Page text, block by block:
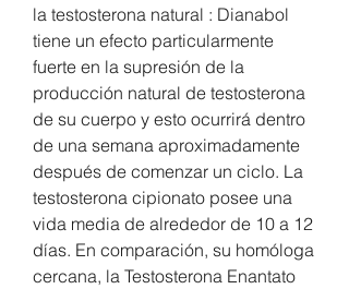
la testosterona natural : Dianabol
tiene un efecto particularmente
fuerte en la supresión de la
producción natural de testosterona
de su cuerpo y esto ocurrirá dentro
de una semana aproximadamente
después de comenzar un ciclo. La
testosterona cipionato posee una
vida media de alrededor de 10 a 12
días. En comparación, su homóloga
cercana, la Testosterona Enantato